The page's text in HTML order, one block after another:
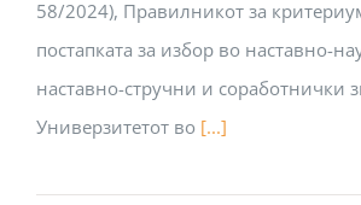
58/2024), Правилникот за
постапката за избор во наставно-
наставно-стручни и соработнички
Универзитетот во [...]